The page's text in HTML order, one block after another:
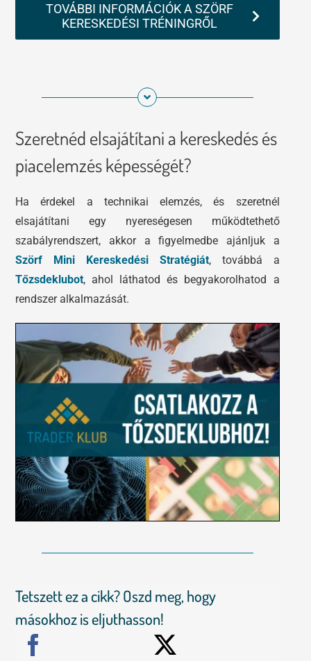
TOVÁBBI INFORMÁCIÓK A SZÖRF
KERESKEDÉSI TRÉNINGRŐL
Szeretnéd elsajátítani a kereskedés és
piacelemzés képességét?
Ha érdekel a technikai elemzés, és szeretnél
elsajátítani egy nyereségesen működtethető
szabályrendszert, akkor a figyelmedbe ajánljuk a
Szörf Mini Kereskedési Stratégiát, továbbá a
Tőzsdeklubot, ahol láthatod és begyakorolhatod a
rendszer alkalmazását.
Tetszett ez a cikk? Oszd meg, hogy
másokhoz is eljuthasson!